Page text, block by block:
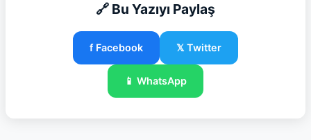
🔗 Bu Yazıyı Paylaş
f Facebook 𝕏 Twitter
📱 WhatsApp